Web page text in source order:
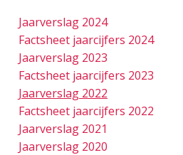
Jaarverslag 2024
Factsheet jaarcijfers 2024
Jaarverslag 2023
Factsheet jaarcijfers 2023
Jaarverslag 2022
Factsheet jaarcijfers 2022
Jaarverslag 2021
Jaarverslag 2020